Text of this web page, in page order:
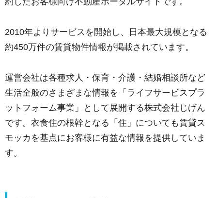
2010年よりサービスを開始し、日本最大規模となる
約450万件の賃貸物件情報が掲載されています。
運営会社は各種求人・保育・介護・結婚相談所など
生活全般のさまざまな情報を「ライフサービスプラ
ットフォーム事業」として展開する株式会社じげん
です。衣食住の根幹となる「住」についても賃貸ス
モッカを基点にお客様に有益な情報を提供していま
す。